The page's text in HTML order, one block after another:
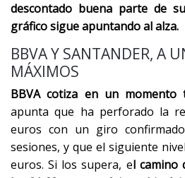
descontado buena parte de
gráfico sigue apuntando al alza.
BBVA Y SANTANDER, A
MÁXIMOS
BBVA cotiza en un momento
apunta que ha perforado la
euros con un giro
sesiones, y que el siguiente
euros. Si los supera, el camino